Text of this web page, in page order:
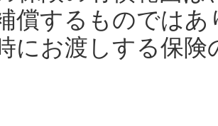
償するものではあ
にお渡しする保